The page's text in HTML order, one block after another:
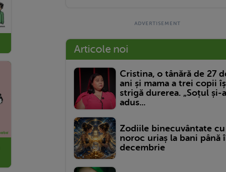
Articole noi
Cristina, o tânără de 27
ani și mama a trei copii
strigă durerea. „Soțul și-a
adus...
Zodiile binecuvântate cu
noroc uriaș la bani până
decembrie